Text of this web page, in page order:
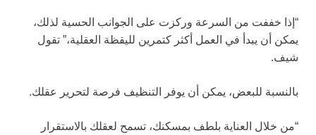
“إذا خففت من السرعة وركزت على الجوانب الحسية لذلك،
يمكن أن يبدأ في العمل أكثر كتمرين لليقظة العقلية،” تقول
شيف.
بالنسبة للبعض، يمكن أن يوفر التنظيف فرصة لتحرير عقلك.
“من خلال العناية بلطف بمسكنك، تسمح لعقلك بالاستقرار